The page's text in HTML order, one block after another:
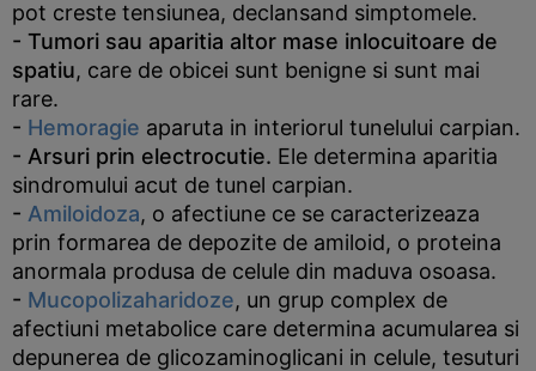
pot creste tensiunea, declansand simptomele.
- Tumori sau aparitia altor mase inlocuitoare de
spatiu, care de obicei sunt benigne si sunt mai
rare.
- Hemoragie aparuta in interiorul tunelului carpian.
- Arsuri prin electrocutie. Ele determina aparitia
sindromului acut de tunel carpian.
- Amiloidoza, o afectiune ce se caracterizeaza
prin formarea de depozite de amiloid, o proteina
anormala produsa de celule din maduva osoasa.
- Mucopolizaharidoze, un grup complex de
afectiuni metabolice care determina acumularea si
depunerea de glicozaminoglicani in celule, tesuturi